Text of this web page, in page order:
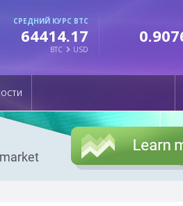
СРЕДНИЙ КУРС BTC
64414.17
BTC USD